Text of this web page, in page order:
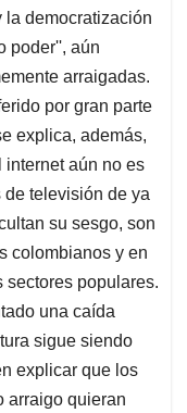
la democratización
poder'', aún
arraigadas.
por gran parte
explica, además,
internet aún no es
de televisión de ya
su sesgo, son
colombianos y en
sectores populares.
una caída
sigue siendo
explicar que los
arraigo quieran